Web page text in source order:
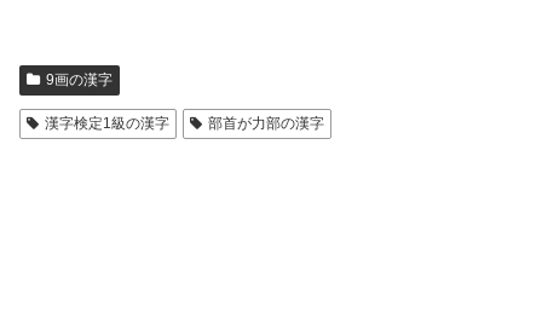
9画の漢字
漢字検定1級の漢字 部首が力部の漢字